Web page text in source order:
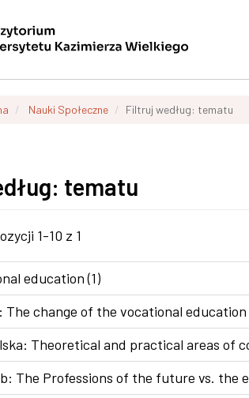
Nauki Społeczne Filtruj według: tematu
tematu
1-10 z 1
education (1)
The change of the vocational
Theoretical and practical areas of
The Professions of the future vs. the